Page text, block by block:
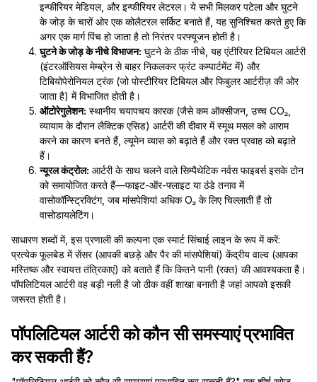
इन्फीरियर मेडियल, और इन्फीरियर लेटरल। ये सभी मिलकर पटेला और घुटने
के जोड़ के चारों ओर एक कोलैटरल सर्किट बनाते हैं, यह सुनिश्चित करते हुए कि
अगर एक मार्ग पिंच हो जाता है तो निरंतर परफ्यूजन होती है।
घुटने के जोड़ के नीचे विभाजन: घुटने के ठीक नीचे, यह एंटीरियर टिबियल आर्टरी
(इंटरऑसियस मेम्ब्रेन से बाहर निकलकर फ्रंट कम्पार्टमेंट में) और
टिबियोपेरोनियल ट्रंक (जो पोस्टीरियर टिबियल और फिबुलर आर्टरीज़ की ओर
जाता है) में विभाजित होती है।
ऑटोरेगुलेशन: स्थानीय चयापचय कारक (जैसे कम ऑक्सीजन, उच्च CO₂,
व्यायाम के दौरान लैक्टिक एसिड) आर्टरी की दीवार में स्मूथ मसल को आराम
करने का कारण बनते हैं, ल्यूमेन व्यास को बढ़ाते हैं और रक्त प्रवाह को बढ़ाते
हैं।
न्यूरल कंट्रोल: आर्टरी के साथ चलने वाले सिम्पैथेटिक नर्वस फाइबर्स इसके टोन
को समायोजित करते हैं—फाइट-ऑर-फ्लाइट या ठंडे तनाव में
वासोकॉन्स्ट्रिक्टिंग, जब मांसपेशियां अधिक O₂ के लिए चिल्लाती हैं तो
वासोडायलेटिंग।
साधारण शब्दों में, इस प्रणाली की कल्पना एक स्मार्ट सिंचाई लाइन के रूप में करें:
प्रत्येक फूलबेड में सेंसर (आपकी बछड़े और पैर की मांसपेशियां) केंद्रीय वाल्व (आपका
मस्तिष्क और स्वायत्त तंत्रिकाएं) को बताते हैं कि कितने पानी (रक्त) की आवश्यकता है।
पॉपलिटियल आर्टरी वह बड़ी नली है जो ठीक वहीं शाखा बनाती है जहां आपको इसकी
जरूरत होती है।
पॉपलिटियल आर्टरी को कौन सी समस्याएं प्रभावित
कर सकती हैं?